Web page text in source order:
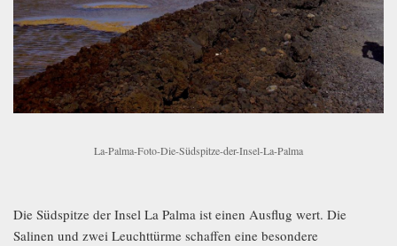
La-Palma-Foto-Die-Südspitze-der-Insel-La-Palma
Die Südspitze der Insel La Palma ist einen Ausflug wert. Die
Salinen und zwei Leuchttürme schaffen eine besondere